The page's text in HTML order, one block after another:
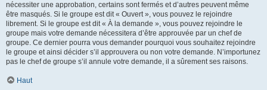
nécessiter une approbation, certains sont fermés et d’autres peuvent même
être masqués. Si le groupe est dit « Ouvert », vous pouvez le rejoindre
librement. Si le groupe est dit « À la demande », vous pouvez rejoindre le
groupe mais votre demande nécessitera d’être approuvée par un chef de
groupe. Ce dernier pourra vous demander pourquoi vous souhaitez rejoindre
le groupe et ainsi décider s’il approuvera ou non votre demande. N’importunez
pas le chef de groupe s’il annule votre demande, il a sûrement ses raisons.
Haut